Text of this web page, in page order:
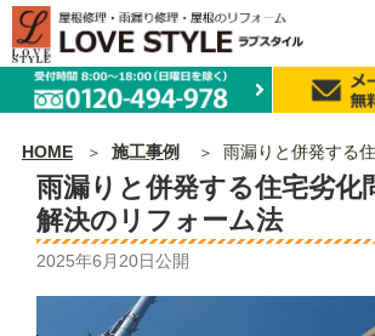
HOME 施工事例 雨漏りと併発する住宅劣化問題
雨漏りと併発する住宅劣化
解決のリフォーム法
2025年6月20日公開